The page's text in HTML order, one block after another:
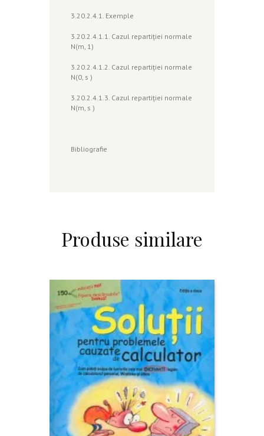
3.20.2.4.1. Exemple
3.20.2.4.1.1. Cazul repartiţiei normale
N(m, 1)
3.20.2.4.1.2. Cazul repartiţiei normale
N(0, s )
3.20.2.4.1.3. Cazul repartiţiei normale
N(m, s )
Bibliografie
Produse similare